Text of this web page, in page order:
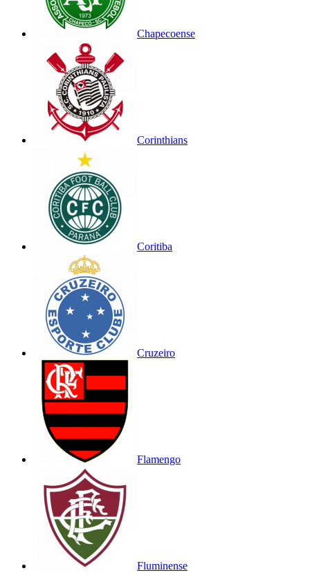
Chapecoense
Corinthians
Coritiba
Cruzeiro
Flamengo
Fluminense